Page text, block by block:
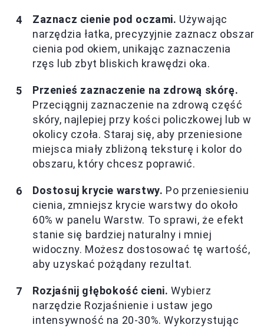
Zaznacz cienie pod oczami. Używając
narzędzia łatka, precyzyjnie zaznacz obszar
cienia pod okiem, unikając zaznaczenia
rzęs lub zbyt bliskich krawędzi oka.
Przenieś zaznaczenie na zdrową skórę.
Przeciągnij zaznaczenie na zdrową część
skóry, najlepiej przy kości policzkowej lub w
okolicy czoła. Staraj się, aby przeniesione
miejsca miały zbliżoną teksturę i kolor do
obszaru, który chcesz poprawić.
Dostosuj krycie warstwy. Po przeniesieniu
cienia, zmniejsz krycie warstwy do około
60% w panelu Warstw. To sprawi, że efekt
stanie się bardziej naturalny i mniej
widoczny. Możesz dostosować tę wartość,
aby uzyskać pożądany rezultat.
Rozjaśnij głębokość cieni. Wybierz
narzędzie Rozjaśnienie i ustaw jego
intensywność na 20-30%. Wykorzystując